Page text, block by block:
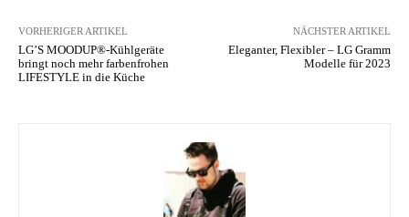
VORHERIGER ARTIKEL
LG’S MOODUP®-Kühlgeräte
bringt noch mehr farbenfrohen
LIFESTYLE in die Küche
NÄCHSTER ARTIKEL
Eleganter, Flexibler – LG Gramm
Modelle für 2023